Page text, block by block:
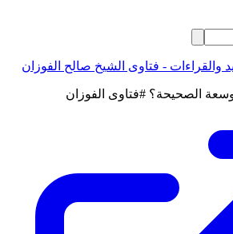
والقراءات - فتاوى الشيخ صالح الفوزان
الصحيحة؟ #فتاوى الفوزان